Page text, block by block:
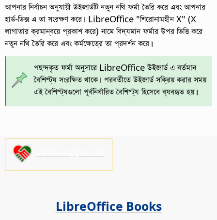
আপনার নির্বাচন অনুযায়ী উইজার্ডটি নতুন নথি ফর্মা তৈরি করে এবং আপনার
হার্ড-ডিক্স এ তা সংরক্ষণ করে। LibreOffice "শিরোনামহীন X" (X
লাগাতার ক্রমান্বয়ে প্রকাশ করে) নামে বিদ্যমান ফর্মার উপর ভিত্তি করে
নতুন নথি তৈরি করে এবং কর্মক্ষেত্রে তা প্রদর্শন করে।
পছন্দকৃত ফর্মা অনুসারে LibreOffice উইজার্ড এ বর্তমান
বৈশিষ্ট্য সংরক্ষিত থাকে। পরবর্তীতে উইজার্ড সক্রিয় করার সময়
এই বৈশিষ্ট্যগুলো পূর্বনির্ধারিত বৈশিষ্ট্য হিসেবে ব্যবহৃত হয়।
LibreOffice Books